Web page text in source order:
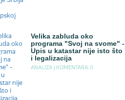
Velika zabluda oko
programa "Svoj na svome" -
Upis u katastar nije isto što
i legalizacija
ANALIZA | KOMENTARA: 0